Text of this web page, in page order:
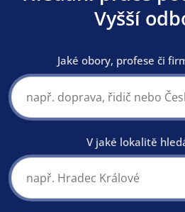
Vyšší
Jaké obory, profese či
V jaké lokalitě